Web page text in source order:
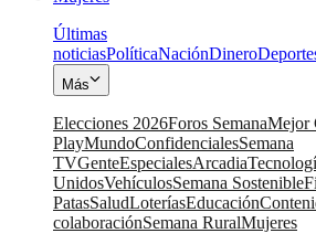
Últimas
noticiasPolíticaNaciónDinero
Más
Elecciones 2026Foros SemanaMejor
PlayMundoConfidencialesSemana
TVGenteEspecialesArcadia
UnidosVehículosSemana Sostenible
PatasSaludLoteríasEducación
colaboraciónSemana RuralMujeres